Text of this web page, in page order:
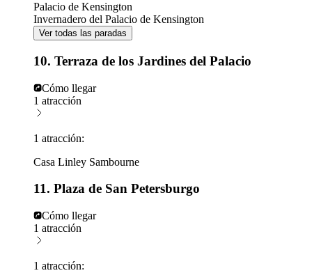
Palacio de Kensington
Invernadero del Palacio de Kensington
Ver todas las paradas
10. Terraza de los Jardines del Palacio
Cómo llegar
1 atracción
1 atracción:
Casa Linley Sambourne
11. Plaza de San Petersburgo
Cómo llegar
1 atracción
1 atracción: